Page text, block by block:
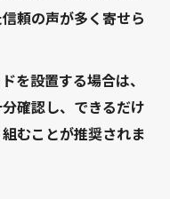
頼の声が多く寄せら
を設置する場合は、
確認し、できるだけ
むことが推奨されま